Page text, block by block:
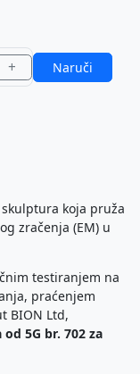
+ Naruči
koja pruža
zračenja (EM) u
testiranjem na
praćenjem
BION Ltd,
5G br. 702 za